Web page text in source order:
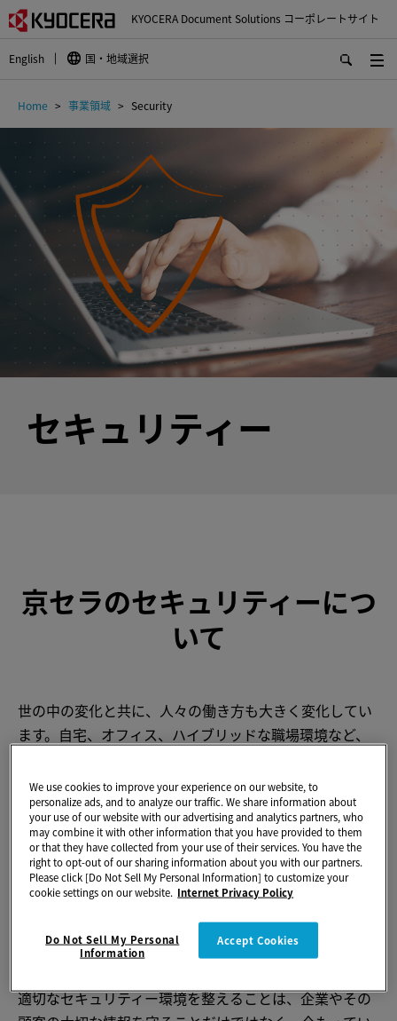
KYOCERA Document Solutions コーポレートサイト
English 国・地域選択
Home 事業領域 Security
セキュリティー
京セラのセキュリティーにつ
いて
世の中の変化と共に、人々の働き方も大きく変化してい
ます。自宅、オフィス、ハイブリッドな職場環境など、
い、企業がさらされるセキュリティーリスクも同時に増
えています。
急速にテクノロジーが進化していく中で、多くの企業は
セキュリティー対策の重要性を認識しています。一方
で、十分なセキュリティー対策を講じたり、効果的に運
用していくことについての課題は依然として残っていま
適切なセキュリティー環境を整えることは、企業やその
We use cookies to improve your experience on our website, to
personalize ads, and to analyze our traffic. We share information about
your use of our website with our advertising and analytics partners, who
may combine it with other information that you have provided to them
or that they have collected from your use of their services. You have the
right to opt-out of our sharing information about you with our partners.
Please click [Do Not Sell My Personal Information] to customize your
cookie settings on our website. Internet Privacy Policy
Accept Cookies
Do Not Sell My Personal
Information